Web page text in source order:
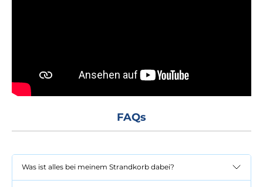
FAQs
Was ist alles bei meinem Strandkorb dabei?